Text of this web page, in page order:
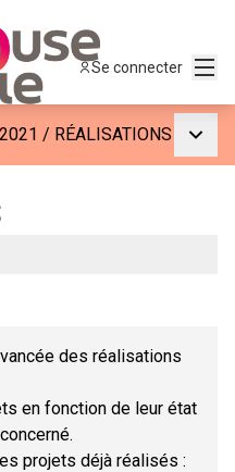
Se connecter
/ RÉALISATIONS
des réalisations
en fonction de leur état
projets déjà réalisés :